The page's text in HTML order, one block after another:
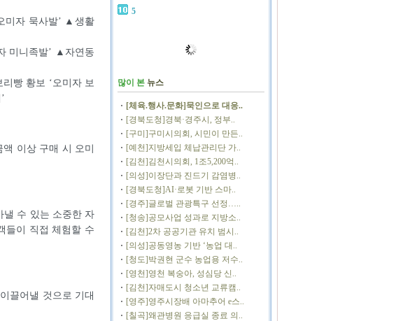
미자 묵사발’ ▲생활
미니족발’ ▲자연동
빵 황보 ‘오미자 보
이상 구매 시 오미
낼 수 있는 소중한 자
들이 직접 체험할 수
끌어낼 것으로 기대
5
많이 본 뉴스
[체육.행사.문화]묵인으로 대응..
[경북도청]경북·경주시, 정부..
[구미]구미시의회, 시민이 만든..
[예천]지방세입 체납관리단 가..
[김천]김천시의회, 1조5,200억..
[의성]이장단과 진드기 감염병..
[경북도청]AI·로봇 기반 스마..
[경주]글로벌 관광특구 선정…..
[청송]공모사업 성과로 지방소..
[김천]2차 공공기관 유치 범시..
[의성]공동영농 기반 ‘농업 대..
[청도]박권현 군수 농업용 저수..
[영천]영천 복숭아, 성심당 신..
[김천]자매도시 청소년 교류캠..
[영주]영주시장배 아마추어 e스..
[칠곡]왜관병원 응급실 종료 의..